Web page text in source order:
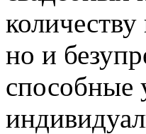
но и
способные